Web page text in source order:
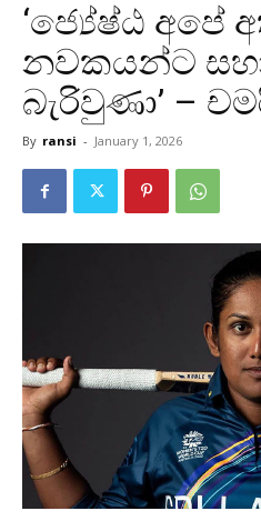
‘ජ්‍යේෂ්ඨ අපේ
නවකයන්ට
බැරිවුණා’ –
By ransi - January 1, 2026